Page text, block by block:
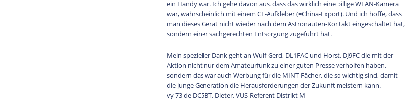
ein Handy war. Ich gehe davon aus, dass das wirklich eine billige WLAN-Kamera
war, wahrscheinlich mit einem CE-Aufkleber (=China-Export). Und ich hoffe, dass
man dieses Gerät nicht wieder nach dem Astronauten-Kontakt eingeschaltet hat,
sondern einer sachgerechten Entsorgung zugeführt hat.
Mein spezieller Dank geht an Wulf-Gerd, DL1FAC und Horst, DJ9FC die mit der
Aktion nicht nur dem Amateurfunk zu einer guten Presse verholfen haben,
sondern das war auch Werbung für die MINT-Fächer, die so wichtig sind, damit
die junge Generation die Herausforderungen der Zukunft meistern kann.
vy 73 de DC5BT, Dieter, VUS-Referent Distrikt M